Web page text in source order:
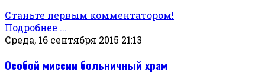
Станьте первым комментатором!
Подробнее ...
Среда, 16 сентября 2015 21:13
Особой миссии больничный храм